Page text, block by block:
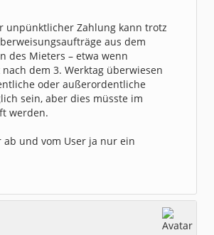
unpünktlicher Zahlung kann trotz
aus dem
des Mieters – etwa wenn
dem 3. Werktag überwiesen
oder außerordentliche
sein, aber dies müsste im
werden.
und vom User ja nur ein